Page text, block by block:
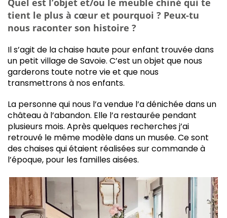
Quel est l’objet et/ou le meuble chiné qui te
tient le plus à cœur et pourquoi ? Peux-tu
nous raconter son histoire ?
Il s’agit de la chaise haute pour enfant trouvée dans
un petit village de Savoie. C’est un objet que nous
garderons toute notre vie et que nous
transmettrons à nos enfants.
La personne qui nous l’a vendue l’a dénichée dans un
château à l’abandon. Elle l’a restaurée pendant
plusieurs mois. Après quelques recherches j’ai
retrouvé le même modèle dans un musée. Ce sont
des chaises qui étaient réalisées sur commande à
l’époque, pour les familles aisées.